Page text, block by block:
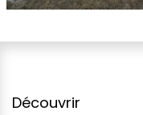
Découvrir